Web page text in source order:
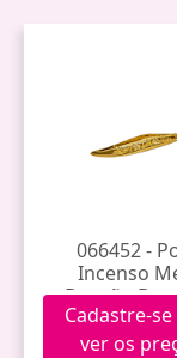
066452 -
Incenso
Dragão
Jp0010
Cadastre-
ver os